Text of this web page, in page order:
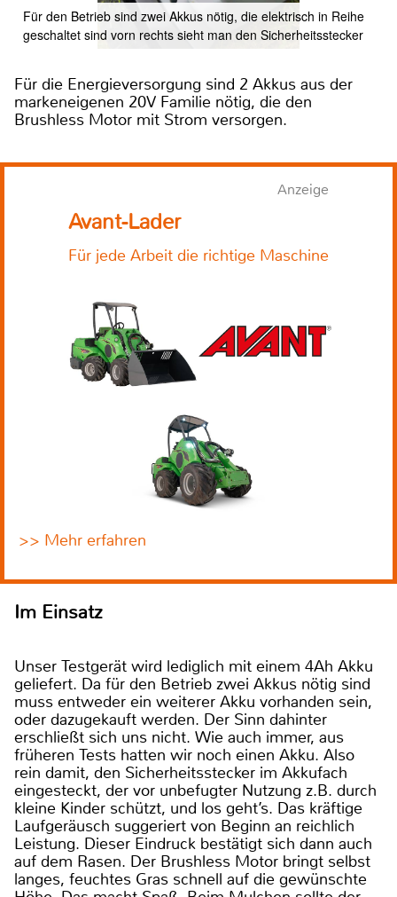
Für den Betrieb sind zwei Akkus nötig, die elektrisch in Reihe
geschaltet sind vorn rechts sieht man den Sicherheitsstecker
Für die Energieversorgung sind 2 Akkus aus der
markeneigenen 20V Familie nötig, die den
Brushless Motor mit Strom versorgen.
Anzeige
Avant-Lader
Für jede Arbeit die richtige Maschine
>> Mehr erfahren
Im Einsatz
Unser Testgerät wird lediglich mit einem 4Ah Akku
geliefert. Da für den Betrieb zwei Akkus nötig sind
muss entweder ein weiterer Akku vorhanden sein,
oder dazugekauft werden. Der Sinn dahinter
erschließt sich uns nicht. Wie auch immer, aus
früheren Tests hatten wir noch einen Akku. Also
rein damit, den Sicherheitsstecker im Akkufach
eingesteckt, der vor unbefugter Nutzung z.B. durch
kleine Kinder schützt, und los geht’s. Das kräftige
Laufgeräusch suggeriert von Beginn an reichlich
Leistung. Dieser Eindruck bestätigt sich dann auch
auf dem Rasen. Der Brushless Motor bringt selbst
langes, feuchtes Gras schnell auf die gewünschte